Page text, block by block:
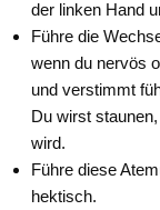
der linken Hand
Führe die
wenn du nervös
und verstimmt
Du wirst
wird.
Führe diese
hektisch.